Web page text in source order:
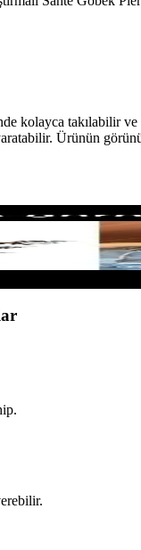
kolayca takılabilir
Ürünün
taşlı göbek